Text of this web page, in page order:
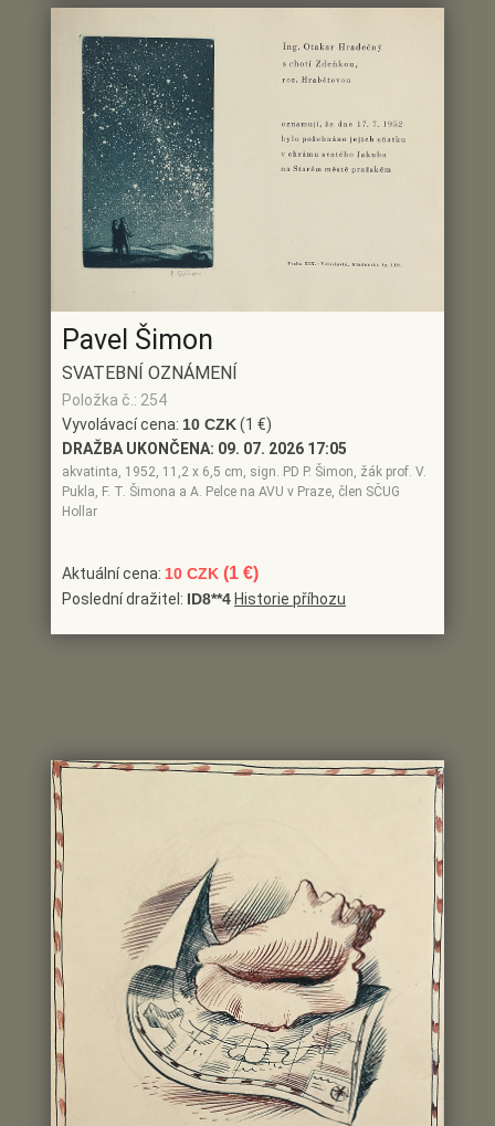
Pavel Šimon
SVATEBNÍ OZNÁMENÍ
Položka č.: 254
Vyvolávací cena: 10 CZK(1 €)
DRAŽBA UKONČENA: 09. 07. 2026 17:05
akvatinta, 1952, 11,2 x 6,5 cm, sign. PD P. Šimon, žák prof. V.
Pukla, F. T. Šimona a A. Pelce na AVU v Praze, člen SČUG
Hollar
Aktuální cena: 10 CZK (1 €)
Poslední dražitel: ID8**4 Historie příhozu